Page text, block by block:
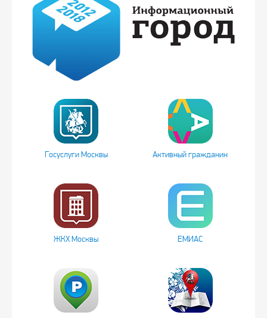
Госуслуги Москвы Активный гражданин
ЖКХ Москвы ЕМИАС